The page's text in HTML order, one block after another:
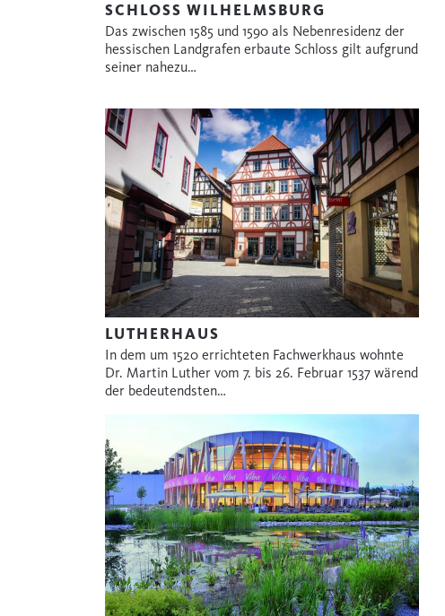
SCHLOSS WILHELMSBURG
Das zwischen 1585 und 1590 als Nebenresidenz der
hessischen Landgrafen erbaute Schloss gilt aufgrund
seiner nahezu…
LUTHERHAUS
In dem um 1520 errichteten Fachwerkhaus wohnte
Dr. Martin Luther vom 7. bis 26. Februar 1537 wärend
der bedeutendsten…